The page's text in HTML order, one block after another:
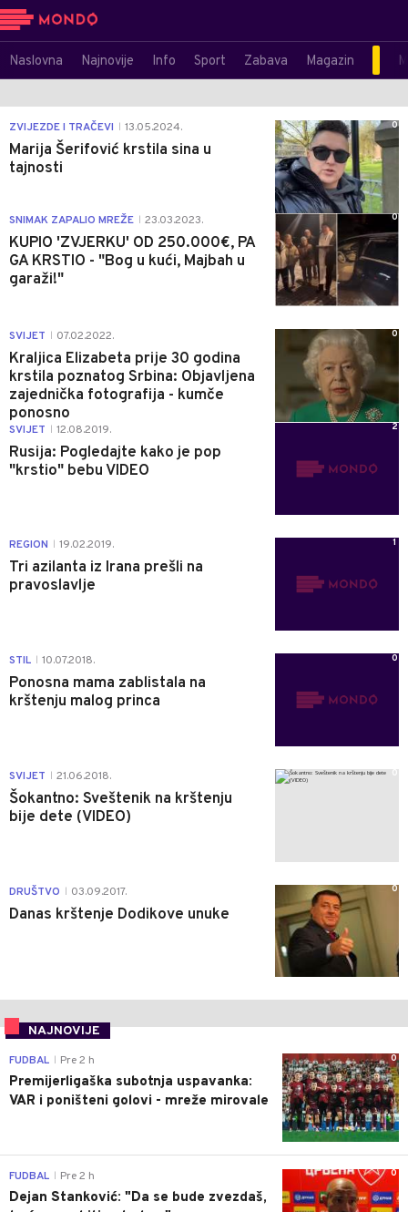
Naslovna Najnovije Info Sport Zabava Magazin
ZVIJEZDE I TRAČEVI 13.05.2024.
Marija Šerifović krstila sina u
tajnosti
0
SNIMAK ZAPALIO MREŽE 23.03.2023.
KUPIO 'ZVJERKU' OD 250.000€, PA
GA KRSTIO - "Bog u kući, Majbah u
garaži!"
0
SVIJET 07.02.2022.
Kraljica Elizabeta prije 30 godina
krstila poznatog Srbina: Objavljena
zajednička fotografija - kumče
ponosno
0
SVIJET 12.08.2019.
Rusija: Pogledajte kako je pop
"krstio" bebu VIDEO
2
REGION 19.02.2019.
Tri azilanta iz Irana prešli na
pravoslavlje
1
STIL 10.07.2018.
Ponosna mama zablistala na
krštenju malog princa
0
SVIJET 21.06.2018.
Šokantno: Sveštenik na krštenju
bije dete (VIDEO)
0
DRUŠTVO 03.09.2017.
Danas krštenje Dodikove unuke
0
NAJNOVIJE
0
FUDBAL Pre 2 h
Premijerligaška subotnja uspavanka:
VAR i poništeni golovi - mreže mirovale
0
FUDBAL Pre 2 h
Dejan Stanković: "Da se bude zvezdaš,